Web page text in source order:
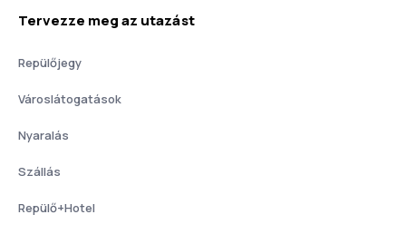
Tervezze meg az utazást
Repülőjegy
Városlátogatások
Nyaralás
Szállás
Repülő+Hotel